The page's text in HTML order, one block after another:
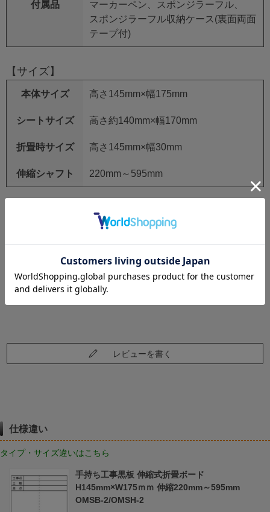
付属品
マーカーペン、スポンジラーフル、
スポンジラーフル収納ケース(裏面両面
テープ付)
【サイズ】
本体サイズ 高さ145mm×幅175mm
シートサイズ 高さ約140mm×幅170mm
折畳時サイズ 高さ145mm×幅30mm
伸縮シャフト 220mm～595mm
レビュー
レビューはありません。
レビューを書く
仕様違い
タイプ・サイズ違いはこちら
手持ち工事黒板 伸縮式折畳ボード
H145mm×W175ｍｍ 伸縮220mm～595mm
OMSB-2/OMSH-2